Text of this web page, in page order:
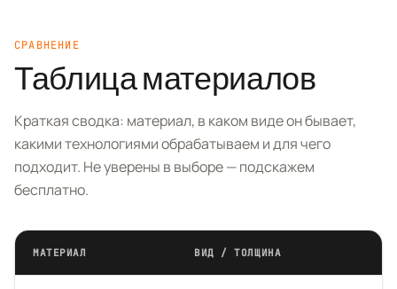
MAX
СРАВНЕНИЕ
Таблица материалов
Краткая сводка: материал, в каком виде он бывает,
какими технологиями обрабатываем и для чего
подходит. Не уверены в выборе — подскажем
бесплатно.
МАТЕРИАЛ ВИД / ТОЛЩИНА